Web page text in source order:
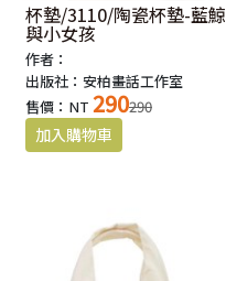
杯墊/3110/陶瓷杯墊-藍鯨
與小女孩
作者：
出版社：安柏畫話工作室
售價：NT 290290